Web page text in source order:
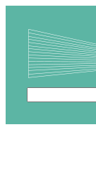
contenu
Rechercher